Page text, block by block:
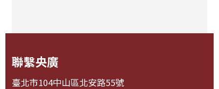
聯繫央廣
臺北市104中山區北安路55號